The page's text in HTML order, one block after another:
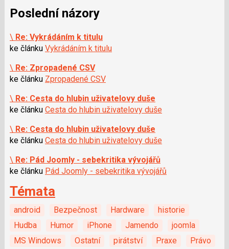
Poslední názory
\ Re: Vykrádáním k titulu
ke článku Vykrádáním k titulu
\ Re: Zpropadené CSV
ke článku Zpropadené CSV
\ Re: Cesta do hlubin uživatelovy duše
ke článku Cesta do hlubin uživatelovy duše
\ Re: Cesta do hlubin uživatelovy duše
ke článku Cesta do hlubin uživatelovy duše
\ Re: Pád Joomly - sebekritika vývojářů
ke článku Pád Joomly - sebekritika vývojářů
Témata
android Bezpečnost Hardware
historie
Hudba
Humor iPhone Jamendo
joomla
MS Windows
Ostatní pirátství Praxe Právo